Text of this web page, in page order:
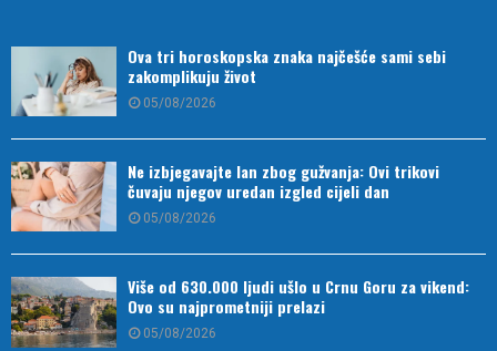
Ova tri horoskopska znaka najčešće sami sebi
zakomplikuju život
05/08/2026
Ne izbjegavajte lan zbog gužvanja: Ovi trikovi
čuvaju njegov uredan izgled cijeli dan
05/08/2026
Više od 630.000 ljudi ušlo u Crnu Goru za vikend:
Ovo su najprometniji prelazi
05/08/2026